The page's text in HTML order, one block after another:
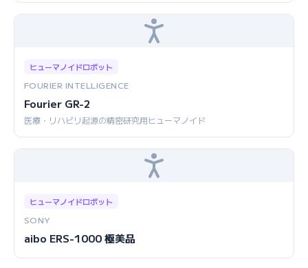
ヒューマノイドロボット
FOURIER INTELLIGENCE
Fourier GR-2
医療・リハビリ起源の精密研究用ヒューマノイド
ヒューマノイドロボット
SONY
aibo ERS-1000 極美品